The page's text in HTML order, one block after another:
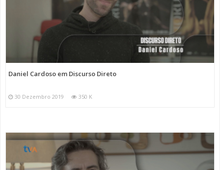
Daniel Cardoso em Discurso Direto
30 Dezembro 2019 350 K